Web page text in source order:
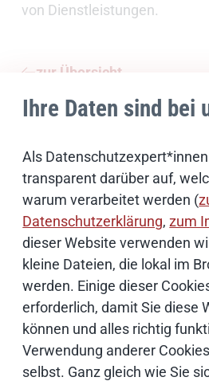
Ihre Daten sind bei
Als
transparent darüber auf,
warum verarbeitet werden (
Datenschutzerklärung,zum
dieser Website verwenden
kleine Dateien, die lokal im
werden. Einige dieser
erforderlich, damit Sie diese
können und alles richtig
Verwendung anderer
selbst. Ganz gleich wie Sie
von Dienstleistungen.
zur Übersicht
Ihr Kontakt